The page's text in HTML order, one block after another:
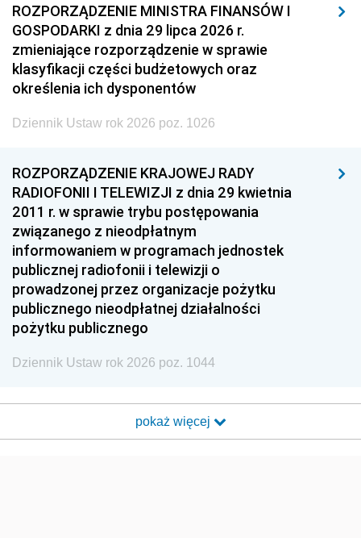
ROZPORZĄDZENIE MINISTRA FINANSÓW I
GOSPODARKI z dnia 29 lipca 2026 r.
zmieniające rozporządzenie w sprawie
klasyfikacji części budżetowych oraz
określenia ich dysponentów
Dziennik Ustaw rok 2026 poz. 1026
ROZPORZĄDZENIE KRAJOWEJ RADY
RADIOFONII I TELEWIZJI z dnia 29 kwietnia
2011 r. w sprawie trybu postępowania
związanego z nieodpłatnym
informowaniem w programach jednostek
publicznej radiofonii i telewizji o
prowadzonej przez organizacje pożytku
publicznego nieodpłatnej działalności
pożytku publicznego
Dziennik Ustaw rok 2026 poz. 1044
pokaż więcej